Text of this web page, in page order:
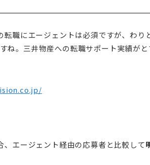
転職にエージェントは必須ですが、わり
ね。三井物産への転職サポート実績が
、エージェント経由の応募者と比較して